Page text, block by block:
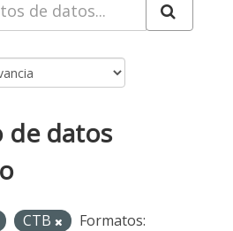
de datos
CTB
Formatos: